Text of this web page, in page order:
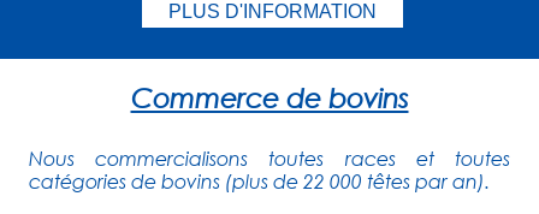
PLUS D'INFORMATION
Commerce de bovins
Nous commercialisons toutes races et toutes
catégories de bovins (plus de 22 000 têtes par an).